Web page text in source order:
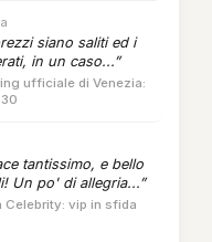
siano saliti ed i
in un caso...”
ufficiale di Venezia:
tantissimo, e bello
Un po' di allegria...”
Celebrity: vip in sfida